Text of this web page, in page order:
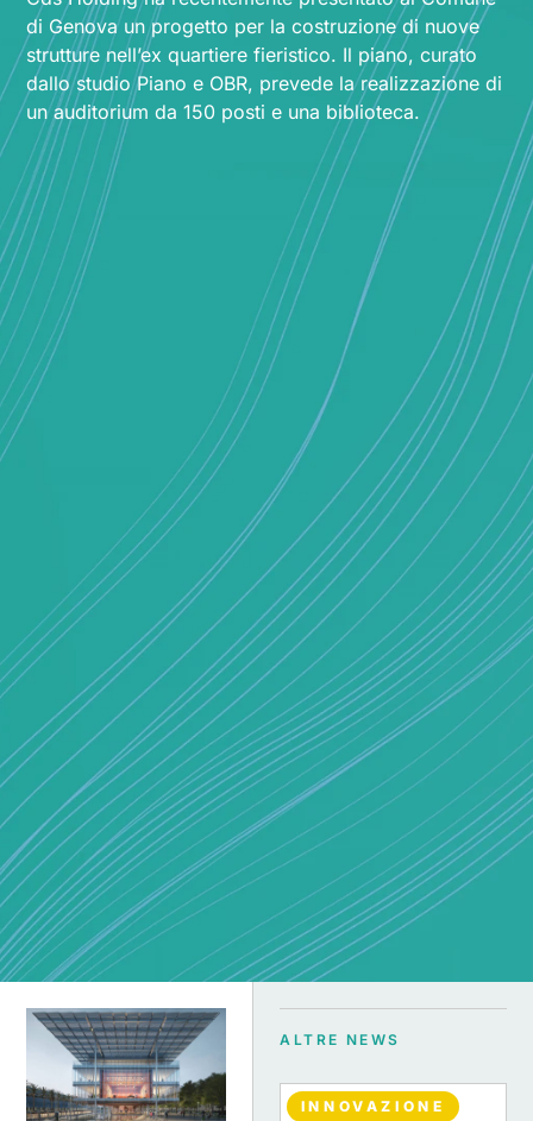
di Genova un progetto per la costruzione di nuove
strutture nell’ex quartiere fieristico. Il piano, curato
dallo studio Piano e OBR, prevede la realizzazione di
un auditorium da 150 posti e una biblioteca.
ALTRE NEWS
INNOVAZIONE